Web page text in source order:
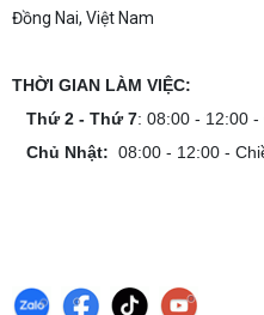
Đồng Nai, Việt Nam
THỜI GIAN LÀM VIỆC:
Thứ 2 - Thứ 7: 08:00 - 12:00
Chủ Nhật: 08:00 - 12:00 -